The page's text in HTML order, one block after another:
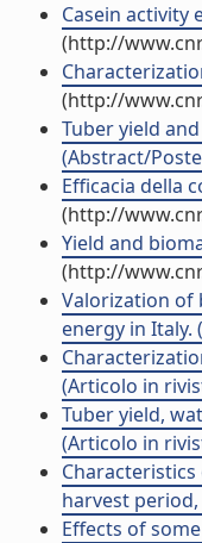
Casein activity
(http://
(http://
Tuber yield
(Abstract/
Efficacia della
(http://
Yield and
(http://
Valorization of
energy in Italy.
(Articolo in
Tuber yield,
(Articolo in
harvest
Effects of